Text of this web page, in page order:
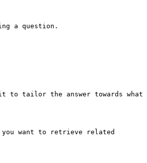
a question.
to tailor the answer towards what
want to retrieve related